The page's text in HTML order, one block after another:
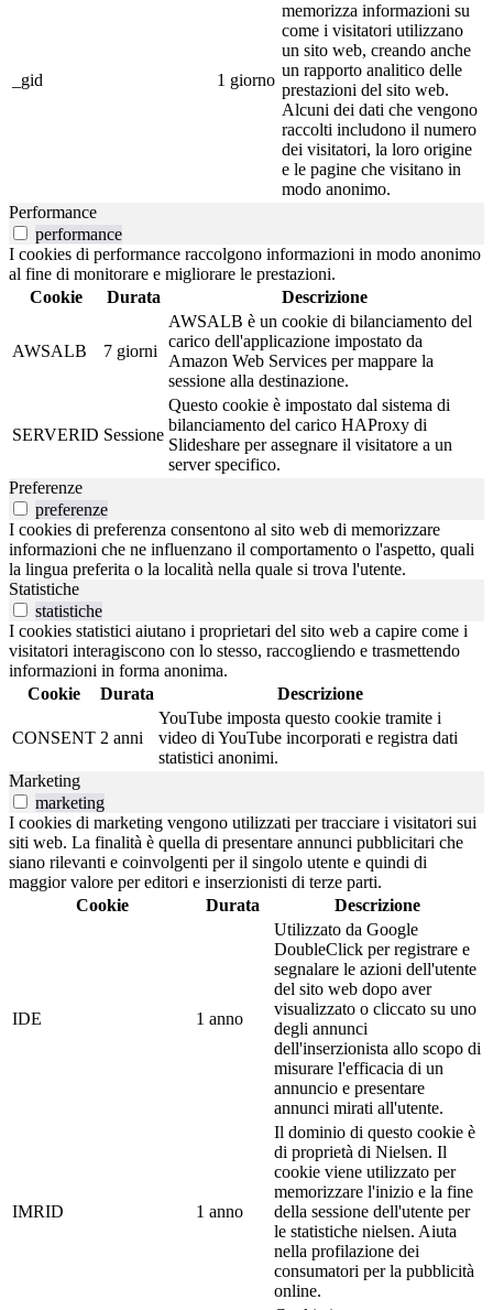
_gid 1 giorno
memorizza informazioni su
come i visitatori utilizzano
un sito web, creando anche
un rapporto analitico delle
prestazioni del sito web.
Alcuni dei dati che vengono
raccolti includono il numero
dei visitatori, la loro origine
e le pagine che visitano in
modo anonimo.
Performance
performance
I cookies di performance raccolgono informazioni in modo anonimo
al fine di monitorare e migliorare le prestazioni.
Cookie
Durata Descrizione
AWSALB 7 giorni
AWSALB è un cookie di bilanciamento del
carico dell'applicazione impostato da
Amazon Web Services per mappare la
sessione alla destinazione.
SERVERID Sessione
Questo cookie è impostato dal sistema di
bilanciamento del carico HAProxy di
Slideshare per assegnare il visitatore a un
server specifico.
Preferenze
preferenze
I cookies di preferenza consentono al sito web di memorizzare
informazioni che ne influenzano il comportamento o l'aspetto, quali
la lingua preferita o la località nella quale si trova l'utente.
Statistiche
statistiche
I cookies statistici aiutano i proprietari del sito web a capire come i
visitatori interagiscono con lo stesso, raccogliendo e trasmettendo
informazioni in forma anonima.
Cookie
Durata Descrizione
CONSENT 2 anni
YouTube imposta questo cookie tramite i
video di YouTube incorporati e registra dati
statistici anonimi.
Marketing
marketing
I cookies di marketing vengono utilizzati per tracciare i visitatori sui
siti web. La finalità è quella di presentare annunci pubblicitari che
siano rilevanti e coinvolgenti per il singolo utente e quindi di
maggior valore per editori e inserzionisti di terze parti.
Cookie
Durata Descrizione
IDE 1 anno
Utilizzato da Google
DoubleClick per registrare e
segnalare le azioni dell'utente
del sito web dopo aver
visualizzato o cliccato su uno
degli annunci
dell'inserzionista allo scopo di
misurare l'efficacia di un
annuncio e presentare
annunci mirati all'utente.
IMRID 1 anno
Il dominio di questo cookie è
di proprietà di Nielsen. Il
cookie viene utilizzato per
memorizzare l'inizio e la fine
della sessione dell'utente per
le statistiche nielsen. Aiuta
nella profilazione dei
consumatori per la pubblicità
online.